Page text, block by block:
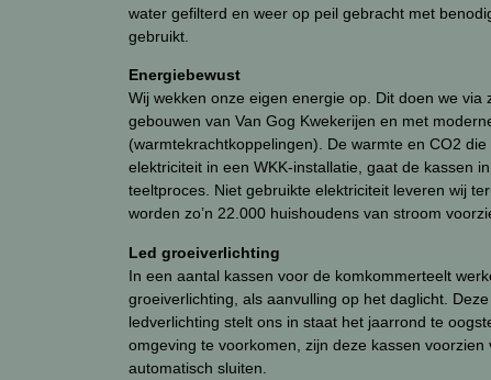
water gefilterd en weer op peil gebracht met
gebruikt.
Energiebewust
Wij wekken onze eigen energie op. Dit doen we via
gebouwen van Van Gog Kwekerijen en met
(warmtekrachtkoppelingen). De warmte en CO2
elektriciteit in een WKK-installatie, gaat de kassen
teeltproces. Niet gebruikte elektriciteit leveren wij
worden zo’n 22.000 huishoudens van stroom
Led groeiverlichting
In een aantal kassen voor de komkommerteelt
groeiverlichting, als aanvulling op het daglicht.
ledverlichting stelt ons in staat het jaarrond te
omgeving te voorkomen, zijn deze kassen
automatisch sluiten.